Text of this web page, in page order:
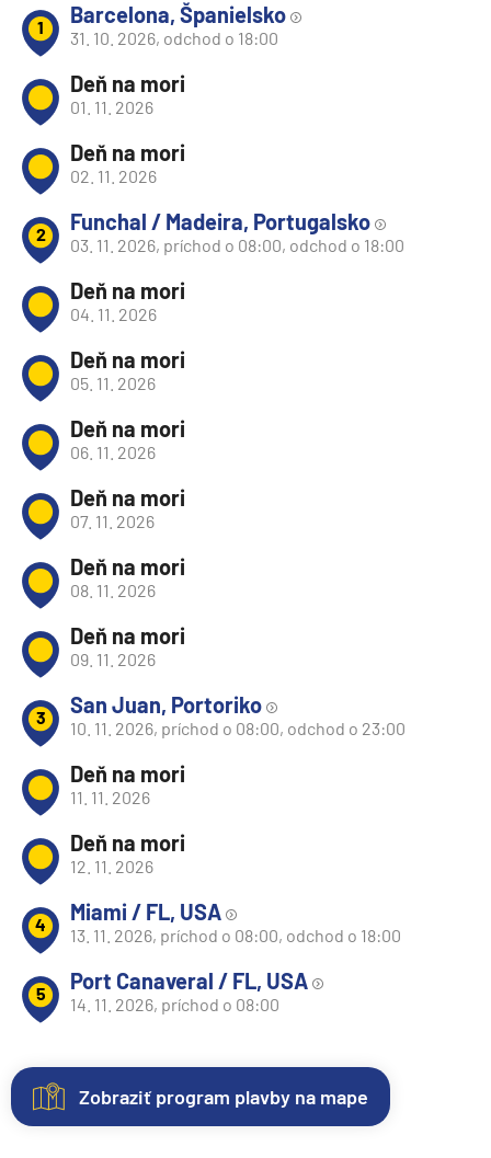
1 Barcelona, Španielsko
31. 10. 2026, odchod o 18:00
Deň na mori
01. 11. 2026
Deň na mori
02. 11. 2026
2 Funchal / Madeira, Portugalsko
03. 11. 2026, príchod o 08:00, odchod o 18:00
Deň na mori
04. 11. 2026
Deň na mori
05. 11. 2026
Deň na mori
06. 11. 2026
Deň na mori
07. 11. 2026
Deň na mori
08. 11. 2026
Deň na mori
09. 11. 2026
3 San Juan, Portoriko
10. 11. 2026, príchod o 08:00, odchod o 23:00
Deň na mori
11. 11. 2026
Deň na mori
12. 11. 2026
4 Miami / FL, USA
13. 11. 2026, príchod o 08:00, odchod o 18:00
5 Port Canaveral / FL, USA
14. 11. 2026, príchod o 08:00
Zobraziť program plavby na mape